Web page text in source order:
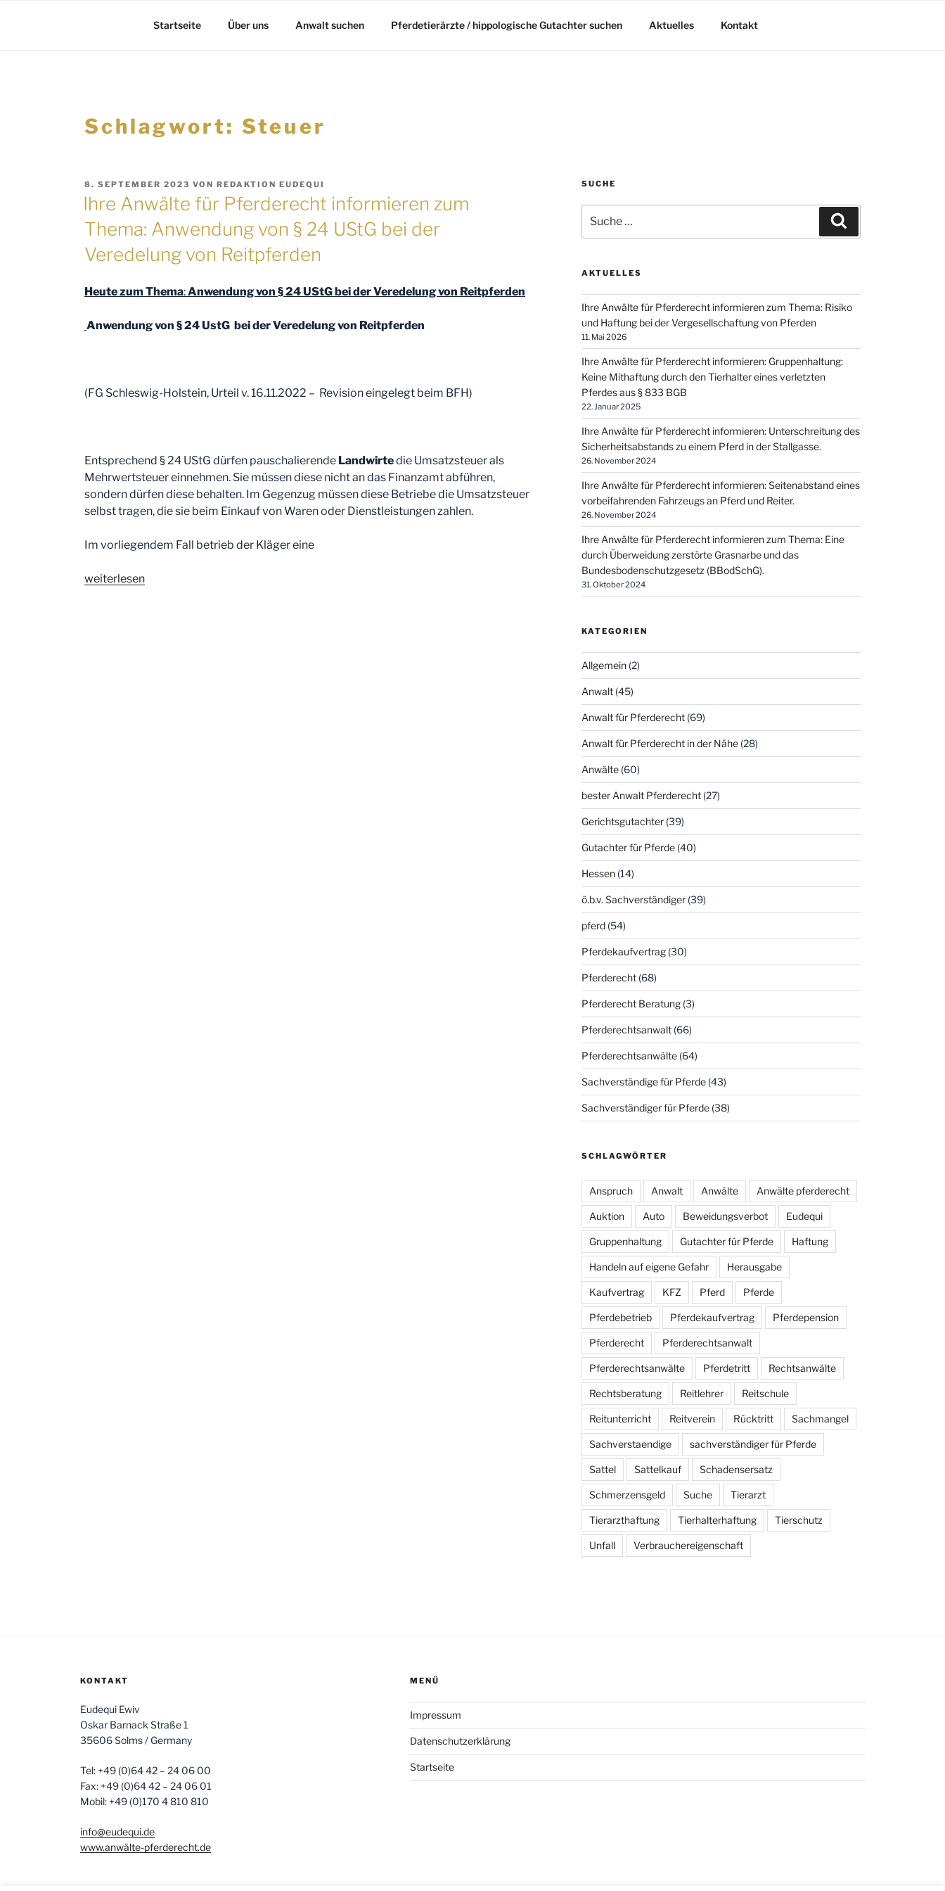
Startseite Über uns Anwalt suchen Pferdetierärzte / hippologische Gutachter suchen Aktuelles Kontakt
Schlagwort: Steuer
VERÖFFENTLICHT
AM
8. SEPTEMBER 2023 VON REDAKTION EUDEQUI
Ihre Anwälte für Pferderecht informieren zum
Thema: Anwendung von § 24 UStG bei der
Veredelung von Reitpferden
Heute zum Thema:Anwendung von § 24 UStG bei der Veredelung von Reitpferden
Anwendung von § 24 UstG bei der Veredelung von Reitpferden
(FG Schleswig-Holstein, Urteil v. 16.11.2022 – Revision eingelegt beim BFH)
Entsprechend § 24 UStG dürfen pauschalierende Landwirtedie Umsatzsteuer als
Mehrwertsteuer einnehmen. Sie müssen diese nicht an das Finanzamt abführen,
sondern dürfen diese behalten. Im Gegenzug müssen diese Betriebe die Umsatzsteuer
selbst tragen, die sie beim Einkauf von Waren oder Dienstleistungen zahlen.
Im vorliegendem Fall betrieb der Kläger eine
„Ihre
weiterlesen
SUCHE
nach:
AKTUELLES
Ihre Anwälte für Pferderecht informieren zum Thema: Risiko
und Haftung bei der Vergesellschaftung von Pferden
11. Mai 2026
Ihre Anwälte für Pferderecht informieren: Gruppenhaltung:
Keine Mithaftung durch den Tierhalter eines verletzten
Pferdes aus § 833 BGB
22. Januar 2025
Ihre Anwälte für Pferderecht informieren: Unterschreitung des
Sicherheitsabstands zu einem Pferd in der Stallgasse.
26. November 2024
Ihre Anwälte für Pferderecht informieren: Seitenabstand eines
vorbeifahrenden Fahrzeugs an Pferd und Reiter.
26. November 2024
Ihre Anwälte für Pferderecht informieren zum Thema: Eine
durch Überweidung zerstörte Grasnarbe und das
Bundesbodenschutzgesetz (BBodSchG).
31. Oktober 2024
KATEGORIEN
Allgemein(2)
Anwalt(45)
Anwalt für Pferderecht(69)
Anwalt für Pferderecht in der Nähe(28)
Anwälte(60)
bester Anwalt Pferderecht(27)
Gerichtsgutachter(39)
Gutachter für Pferde(40)
Hessen(14)
ö.b.v. Sachverständiger(39)
pferd(54)
Pferdekaufvertrag(30)
Pferderecht(68)
Pferderecht Beratung(3)
Pferderechtsanwalt(66)
Pferderechtsanwälte(64)
Sachverständige für Pferde(43)
Sachverständiger für Pferde(38)
SCHLAGWÖRTER
Anspruch Anwalt Anwälte Anwälte pferderecht
Auktion Auto Beweidungsverbot Eudequi
Gruppenhaltung Gutachter für Pferde Haftung
Handeln auf eigene Gefahr Herausgabe
Kaufvertrag KFZ Pferd Pferde
Pferdebetrieb Pferdekaufvertrag Pferdepension
Pferderecht Pferderechtsanwalt
Pferderechtsanwälte Pferdetritt Rechtsanwälte
Rechtsberatung Reitlehrer Reitschule
Reitunterricht Reitverein Rücktritt Sachmangel
Sachverstaendige sachverständiger für Pferde
Sattel Sattelkauf Schadensersatz
Schmerzensgeld Suche Tierarzt
Tierarzthaftung Tierhalterhaftung Tierschutz
Unfall Verbrauchereigenschaft
KONTAKT
Eudequi Ewiv
Oskar Barnack Straße 1
35606 Solms / Germany
Tel: +49 (0)64 42 – 24 06 00
Fax: +49 (0)64 42 – 24 06 01
Mobil: +49 (0)170 4 810 810
info@eudequi.de
www.anwälte-pferderecht.de
MENÜ
Impressum
Datenschutzerklärung
Startseite